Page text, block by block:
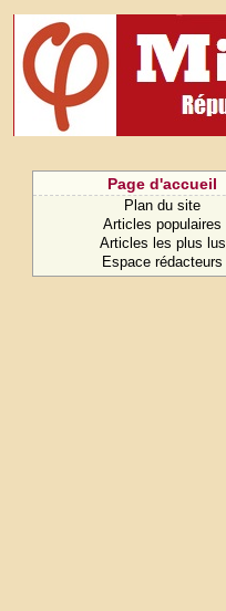
Page d'accueil
Plan du site
Articles populaires
Articles les plus lus
Espace rédacteurs